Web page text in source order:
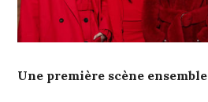
Une première scène ensemble